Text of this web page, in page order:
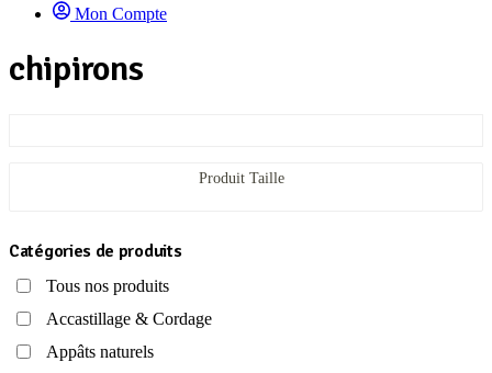
Mon Compte
chipirons
Produit Taille
Catégories de produits
Tous nos produits
Accastillage & Cordage
Appâts naturels